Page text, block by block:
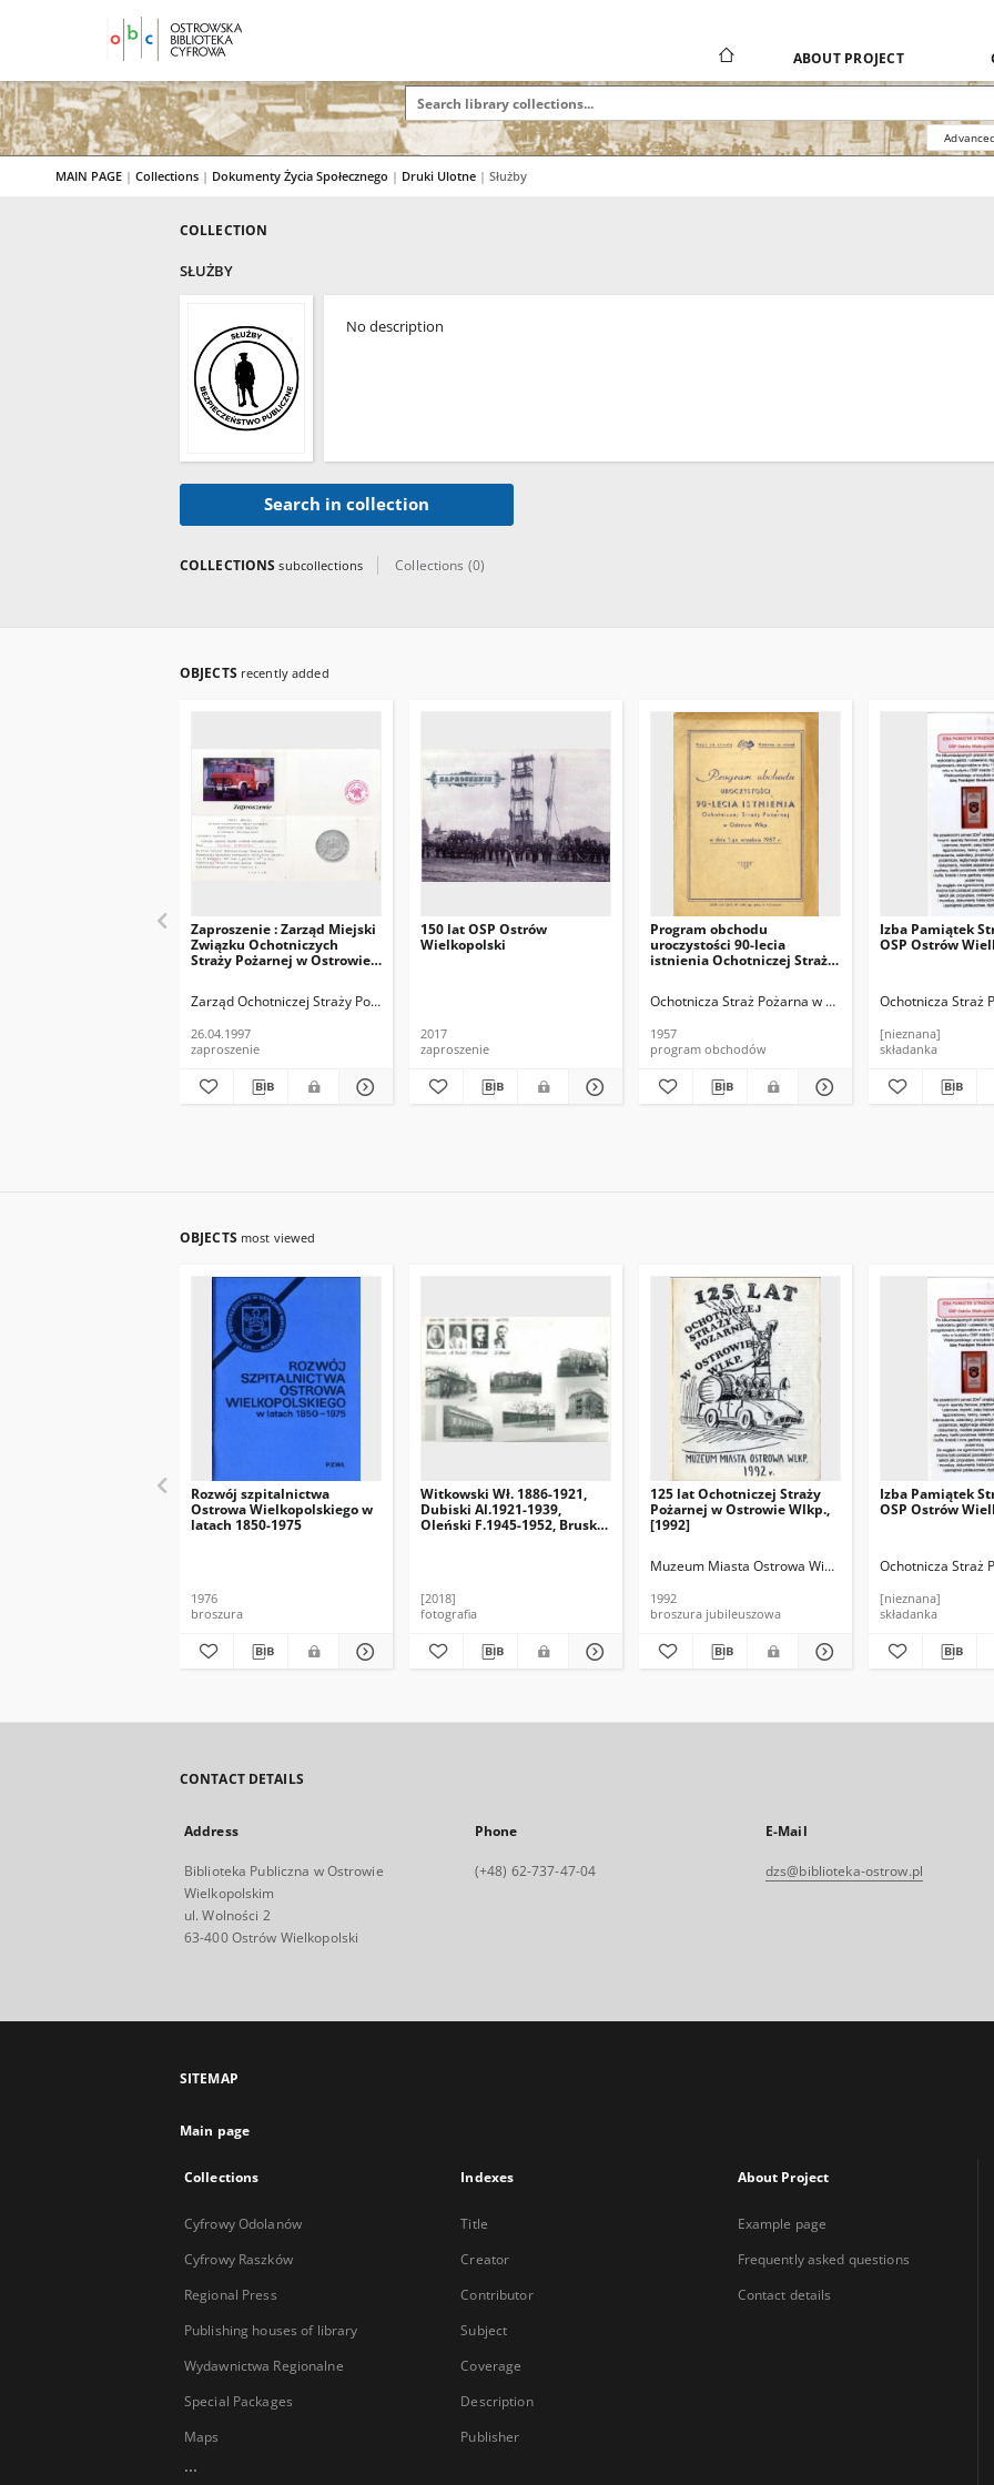
ABOUT PROJECT
MAIN PAGE | Collections | Dokumenty Życia Społecznego | Druki Ulotne | Służby
COLLECTION
SŁUŻBY
No description
Search in collection
COLLECTIONSsubcollections Collections (0)
OBJECTS recently added
Zaproszenie : Zarząd Miejski
Związku Ochotniczych
Straży Pożarnej w Ostrowie
zaprasza Członka Zarządu
Miasta Ostrowa
26.04.1997
Zarząd Ochotniczej Straży Pożarnej w Ostrowie Wielkopolskim
26.04.1997
zaproszenie
150 lat OSP Ostrów
Wielkopolski
2017
zaproszenie
Program obchodu
uroczystości 90-lecia
istnienia Ochotniczej Straży
Ochotnicza Straż Pożarna w Ostrowie Wielkopolskim
1957
program obchodów
Izba Pamiątek
OSP Ostrów
Ochotnicza Straż
[nieznana]
składanka
OBJECTS most viewed
Rozwój szpitalnictwa
Ostrowa Wielkopolskiego w
latach 1850-1975
1976
broszura
Witkowski Wł. 1886-1921,
Dubiski Al.1921-1939,
Oleński F.1945-1952, Bruski
[2018]
fotografia
125 lat Ochotniczej Straży
Pożarnej w Ostrowie Wlkp.,
[1992]
Muzeum Miasta Ostrowa Wielkopolskiego
1992
broszura jubileuszowa
Izba Pamiątek
OSP Ostrów
Ochotnicza Straż
[nieznana]
składanka
CONTACT DETAILS
Address
Biblioteka Publiczna w Ostrowie
Wielkopolskim
ul. Wolności 2
63-400 Ostrów Wielkopolski
Phone
(+48) 62-737-47-04
E-Mail
dzs@biblioteka-ostrow.pl
SITEMAP
Main page
Collections
Cyfrowy Odolanów
Cyfrowy Raszków
Regional Press
Publishing houses of library
Wydawnictwa Regionalne
Special Packages
Maps
...
Indexes
Title
Creator
Contributor
Subject
Coverage
Description
Publisher
About Project
Example page
Frequently asked questions
Contact details